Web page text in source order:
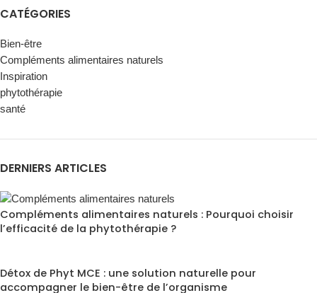
CATÉGORIES
Bien-être
Compléments alimentaires naturels
Inspiration
phytothérapie
santé
DERNIERS ARTICLES
Compléments alimentaires naturels : Pourquoi choisir
l’efficacité de la phytothérapie ?
Détox de Phyt MCE : une solution naturelle pour
accompagner le bien-être de l’organisme